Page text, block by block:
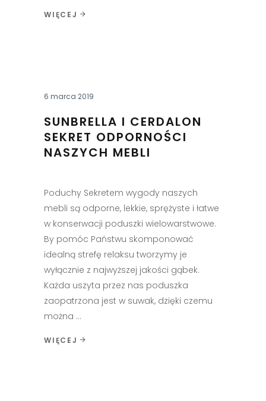
WIĘCEJ
6 marca 2019
SUNBRELLA I CERDALON
SEKRET ODPORNOŚCI
NASZYCH MEBLI
Poduchy Sekretem wygody naszych
mebli są odporne, lekkie, sprężyste i łatwe
w konserwacji poduszki wielowarstwowe.
By pomóc Państwu skomponować
idealną strefę relaksu tworzymy je
wyłącznie z najwyższej jakości gąbek.
Każda uszyta przez nas poduszka
zaopatrzona jest w suwak, dzięki czemu
można
WIĘCEJ